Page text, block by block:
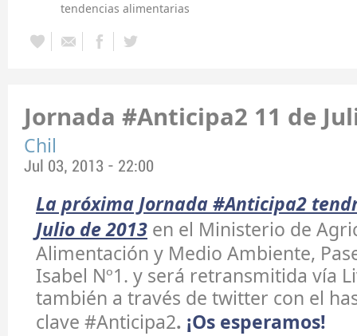
tendencias alimentarias
Jornada #Anticipa2 11 de
Chil
Jul 03, 2013 - 22:00
La próxima Jornada #Anticipa2
Julio de 2013 en el Ministerio de
Alimentación y Medio Ambiente,
Isabel Nº1. y será retransmitida vía
también a través de twitter con el
clave #Anticipa2. ¡Os esperamos!